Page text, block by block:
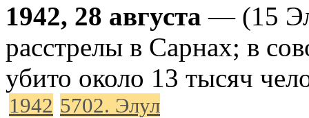
1942, 28 августа — (15
расстрелы в Сарнах; в
убито около 13 тысяч
1942 5702. Элул